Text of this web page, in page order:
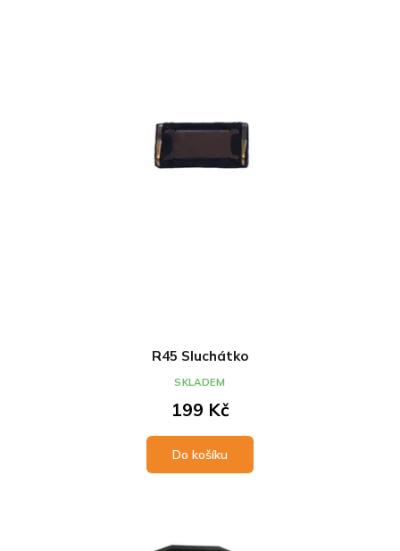
R45 Sluchátko
199 Kč
Do košíku
SKLADEM